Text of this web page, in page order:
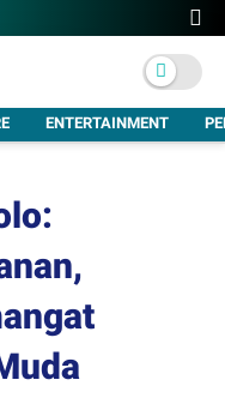
ENTERTAINMENT